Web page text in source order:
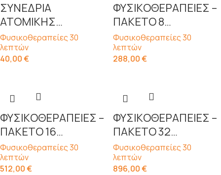
ΣΥΝΕΔΡΙΑ
ΑΤΟΜΙΚΗΣ
ΦΥΣΙΚΟΘΕΡΑΠΕΙΑΣ
30 ΛΕΠΤΩΝ
Φυσικοθεραπείες 30
λεπτών
40,00€
ΦΥΣΙKΟΘΕΡΑΠΕΙΕΣ –
ΠΑΚΕΤΟ 8
ΣΥΝΕΔΡΙΩΝ (30
ΛΕΠΤΑ)
Φυσικοθεραπείες 30
λεπτών
288,00€
ΦΥΣΙKΟΘΕΡΑΠΕΙΕΣ –
ΠΑΚΕΤΟ 16
ΣΥΝΕΔΡΙΩΝ (30
ΛΕΠΤΑ)
Φυσικοθεραπείες 30
λεπτών
512,00€
ΦΥΣΙKΟΘΕΡΑΠΕΙΕΣ –
ΠΑΚΕΤΟ 32
ΣΥΝΕΔΡΙΩΝ (30
ΛΕΠΤΑ)
Φυσικοθεραπείες 30
λεπτών
896,00€